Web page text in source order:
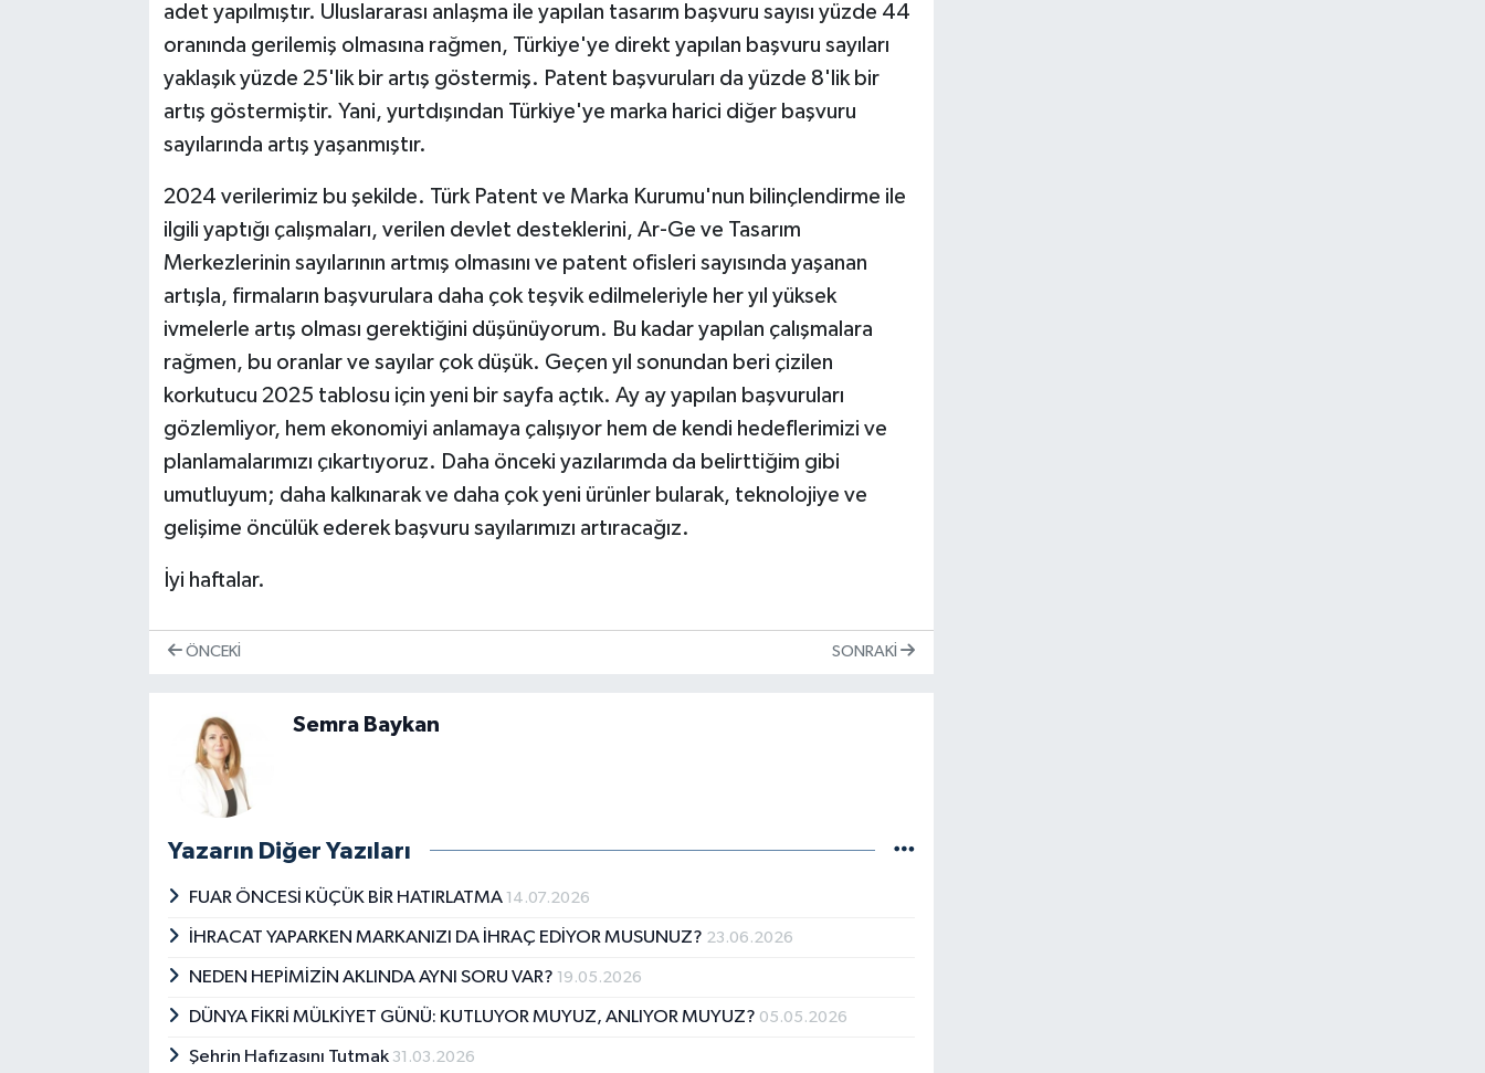
adet yapılmıştır. Uluslararası anlaşma ile yapılan tasarım başvuru sayısı yüzde 44
oranında gerilemiş olmasına rağmen, Türkiye'ye direkt yapılan başvuru sayıları
yaklaşık yüzde 25'lik bir artış göstermiş. Patent başvuruları da yüzde 8'lik bir
artış göstermiştir. Yani, yurtdışından Türkiye'ye marka harici diğer başvuru
sayılarında artış yaşanmıştır.
2024 verilerimiz bu şekilde. Türk Patent ve Marka Kurumu'nun bilinçlendirme ile
ilgili yaptığı çalışmaları, verilen devlet desteklerini, Ar-Ge ve Tasarım
Merkezlerinin sayılarının artmış olmasını ve patent ofisleri sayısında yaşanan
artışla, firmaların başvurulara daha çok teşvik edilmeleriyle her yıl yüksek
ivmelerle artış olması gerektiğini düşünüyorum. Bu kadar yapılan çalışmalara
rağmen, bu oranlar ve sayılar çok düşük. Geçen yıl sonundan beri çizilen
korkutucu 2025 tablosu için yeni bir sayfa açtık. Ay ay yapılan başvuruları
gözlemliyor, hem ekonomiyi anlamaya çalışıyor hem de kendi hedeflerimizi ve
planlamalarımızı çıkartıyoruz. Daha önceki yazılarımda da belirttiğim gibi
umutluyum; daha kalkınarak ve daha çok yeni ürünler bularak, teknolojiye ve
gelişime öncülük ederek başvuru sayılarımızı artıracağız.
İyi haftalar.
ÖNCEKI SONRAKI
Semra Baykan
Yazarın Diğer Yazıları
FUAR ÖNCESİ KÜÇÜK BİR HATIRLATMA 14.07.2026
İHRACAT YAPARKEN MARKANIZI DA İHRAÇ EDİYOR MUSUNUZ? 23.06.2026
NEDEN HEPİMİZİN AKLINDA AYNI SORU VAR? 19.05.2026
DÜNYA FİKRİ MÜLKİYET GÜNÜ: KUTLUYOR MUYUZ, ANLIYOR MUYUZ? 05.05.2026
Şehrin Hafızasını Tutmak 31.03.2026